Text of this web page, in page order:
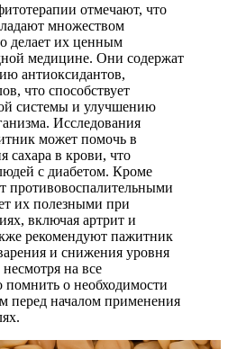
отмечают, что
множеством
делает их ценным
медицине. Они содержат
антиоксидантов,
что способствует
системы и улучшению
Исследования
может помочь в
сахара в крови, что
с диабетом. Кроме
противовоспалительными
их полезными при
включая артрит и
рекомендуют пажитник
и снижения уровня
на все
о необходимости
перед началом применения